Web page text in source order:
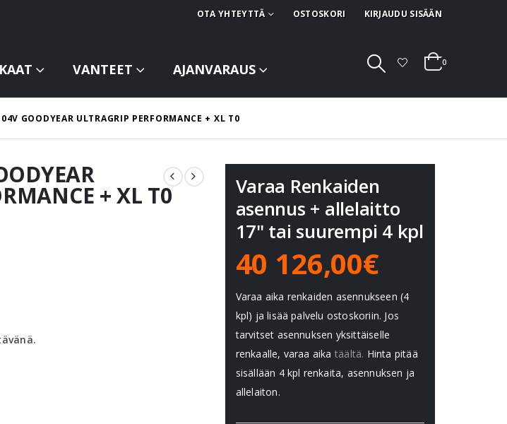
OTA YHTEYTTÄ OSTOSKORI KIRJAUDU SISÄÄN
VANTEET AJANVARAUS 0
GOODYEAR ULTRAGRIP PERFORMANCE + XL T0
+ XL T0
Varaa Renkaiden
asennus + allelaitto
17" tai suurempi 4 kpl
40 126,00€
Varaa aika renkaiden asennukseen (4
kpl) ja lisää palvelu ostoskoriin. Jos
tarvitset asennuksen yksittäiselle
renkaalle, varaa aika täältä. Hinta pitää
sisällään 4 kpl renkaita, asennuksen ja
allelaiton.